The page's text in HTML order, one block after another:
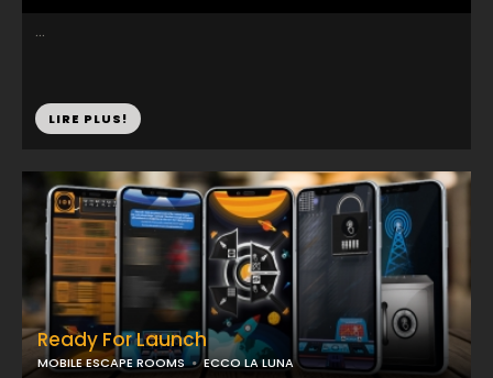
...
LIRE PLUS!
Ready For Launch
MOBILE ESCAPE ROOMS ECCO LA LUNA